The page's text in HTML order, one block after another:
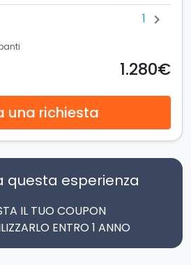
1 chevron_right
1.280€
una richiesta
questa esperienza
IL TUO COUPON
ENTRO 1 ANNO